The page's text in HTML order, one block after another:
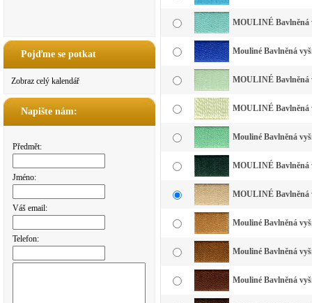
Pojďme se potkat
Zobraz celý kalendář
Napište nám:
Předmět:
Jméno:
Váš email:
Telefon:
MOULINÉ Bavlněná
Mouliné Bavlněná
MOULINÉ Bavlněná
MOULINÉ Bavlněná
Mouliné Bavlněná
MOULINÉ Bavlněná
MOULINÉ Bavlněná
Mouliné Bavlněná
Mouliné Bavlněná
Mouliné Bavlněná